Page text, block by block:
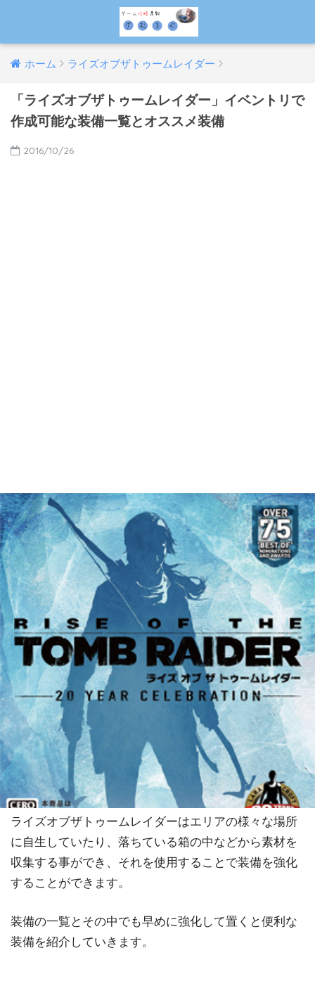
ホーム ライズオブザトゥームレイダー
「ライズオブザトゥームレイダー」イベントリで
作成可能な装備一覧とオススメ装備
2016/10/26
ライズオブザトゥームレイダーはエリアの様々な場所
に自生していたり、落ちている箱の中などから素材を
収集する事ができ、それを使用することで装備を強化
することができます。
装備の一覧とその中でも早めに強化して置くと便利な
装備を紹介していきます。